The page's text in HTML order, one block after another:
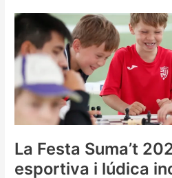
La Festa Suma’t
esportiva i lúdica
La
Festa
Suma’t
2024:
Una
jornada
esportiva
inoblidable!